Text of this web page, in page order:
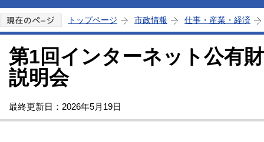
トップページ 市政情報 仕事・産業・経済
第1回インターネット公有
説明会
最終更新日：2026年5月19日